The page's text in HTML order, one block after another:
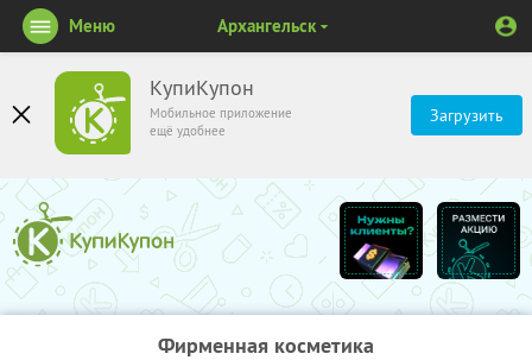
КупиКупон
Мобильное приложение
ещё удобнее
Загрузить
Меню Архангельск
Фирменная косметика